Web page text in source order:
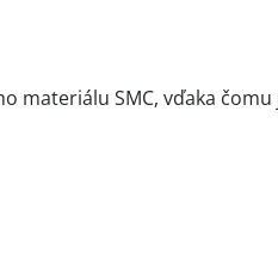
materiálu SMC, vďaka